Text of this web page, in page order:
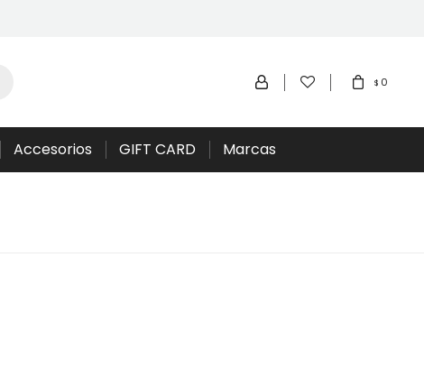
Accesorios GIFT CARD Marcas
$ 0